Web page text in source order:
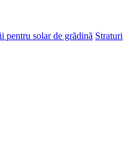
pentru solar de grădină Straturi